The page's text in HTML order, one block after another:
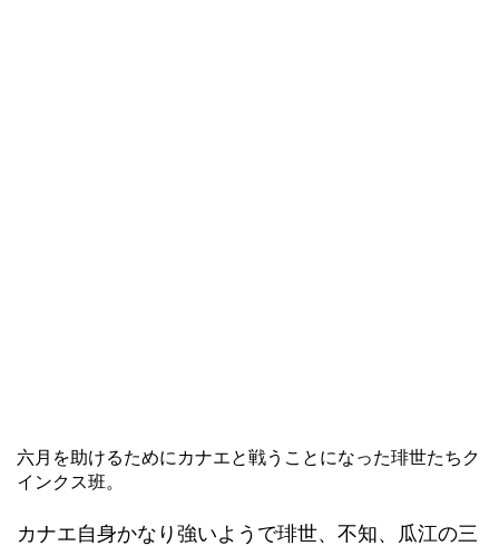
六月を助けるためにカナエと戦うことになった琲世たちク
インクス班。
カナエ自身かなり強いようで琲世、不知、瓜江の三